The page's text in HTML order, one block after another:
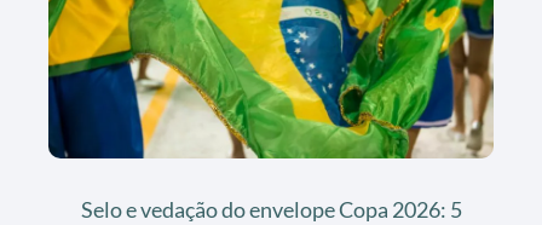
Selo e vedação do envelope Copa 2026: 5